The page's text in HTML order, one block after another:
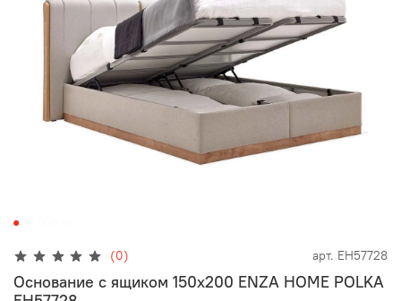
(0) арт. EH57728
Основание с ящиком 150x200 ENZA HOME POLKA